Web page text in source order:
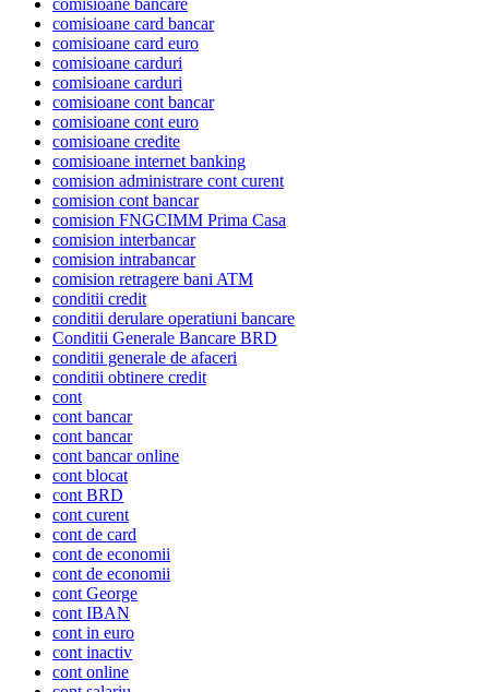
comisioane card bancar
comisioane card euro
comisioane carduri
comisioane carduri
comisioane cont bancar
comisioane cont euro
comisioane credite
comisioane internet banking
comision administrare cont curent
comision cont bancar
comision FNGCIMM Prima Casa
comision interbancar
comision intrabancar
comision retragere bani ATM
conditii credit
conditii derulare operatiuni bancare
Conditii Generale Bancare BRD
conditii generale de afaceri
conditii obtinere credit
cont
cont bancar
cont bancar
cont bancar online
cont blocat
cont BRD
cont curent
cont de card
cont de economii
cont de economii
cont George
cont IBAN
cont in euro
cont inactiv
cont online